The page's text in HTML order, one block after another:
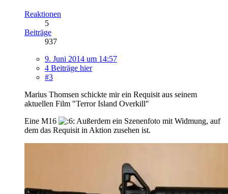
Reaktionen
5
Beiträge
937
9. Juni 2014 um 14:57
4 Beiträge hier
#3
Marius Thomsen schickte mir ein Requisit aus seinem
aktuellen Film "Terror Island Overkill"
Eine M16
Außerdem ein Szenenfoto mit Widmung, auf
dem das Requisit in Aktion zusehen ist.